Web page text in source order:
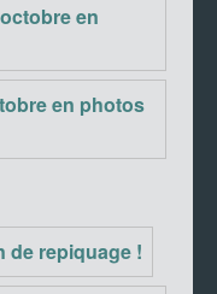
en
en photos
de repiquage !